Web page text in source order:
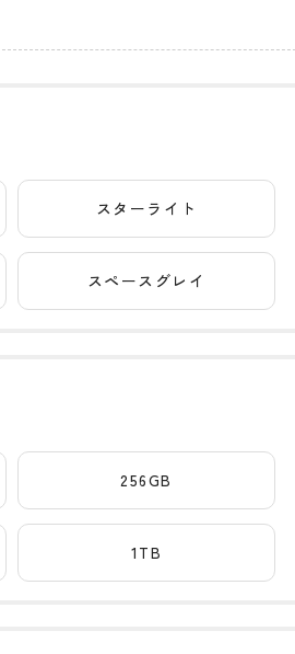
スターライト
スペースグレイ
256GB
1TB